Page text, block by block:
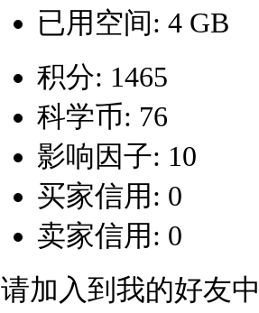
已用空间: 4 GB
积分: 1465
科学币: 76
影响因子: 10
买家信用: 0
卖家信用: 0
请加入到我的好友